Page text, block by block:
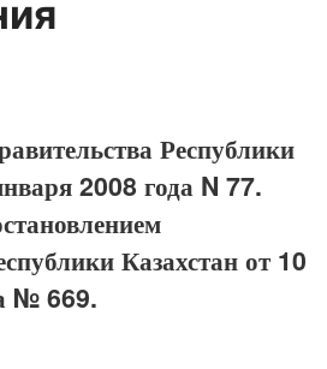
Республики
2008 года N 77.
Казахстан от 10
№ 669.